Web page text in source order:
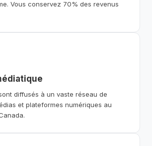
Vous conservez 70% des revenus
diffusés à un vaste réseau de
et plateformes numériques au